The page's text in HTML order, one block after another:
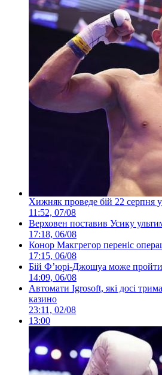
Хижняк проведе бій 22 серпня
11:52, 07/08
Верховен поставив Усику
17:18, 06/08
Конор Макгрегор переніс
17:15, 06/08
Бій Ф’юрі-Джошуа може пройти
14:09, 06/08
Автомати Igrosoft, які досі
казино
23:11, 02/08
13:00